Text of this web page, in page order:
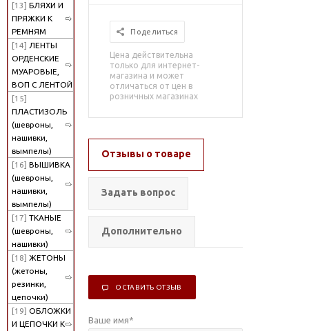
[13] БЛЯХИ И
ПРЯЖКИ К
РЕМНЯМ
[14] ЛЕНТЫ
ОРДЕНСКИЕ
МУАРОВЫЕ,
ВОП С ЛЕНТОЙ
[15]
ПЛАСТИЗОЛЬ
(шевроны,
нашивки,
вымпелы)
[16] ВЫШИВКА
(шевроны,
нашивки,
вымпелы)
[17] ТКАНЫЕ
(шевроны,
нашивки)
[18] ЖЕТОНЫ
(жетоны,
резинки,
цепочки)
[19] ОБЛОЖКИ
И ЦЕПОЧКИ К
Поделиться
Цена действительна
только для интернет-
магазина и может
отличаться от цен в
розничных магазинах
Отзывы о товаре
Задать вопрос
Дополнительно
ОСТАВИТЬ ОТЗЫВ
Ваше имя*